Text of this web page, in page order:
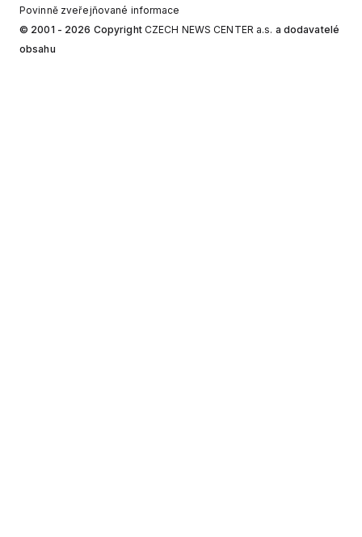
Povinně zveřejňované informace
© 2001 - 2026 Copyright CZECH NEWS CENTER a.s. a dodavatelé
obsahu